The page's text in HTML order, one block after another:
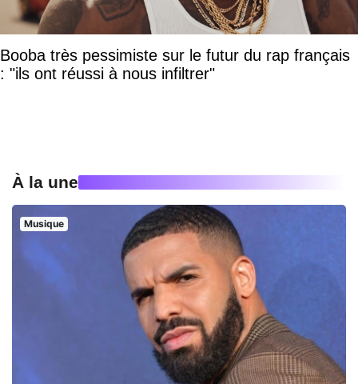
Booba très pessimiste sur le futur du rap français
: "ils ont réussi à nous infiltrer"
À la une
Musique